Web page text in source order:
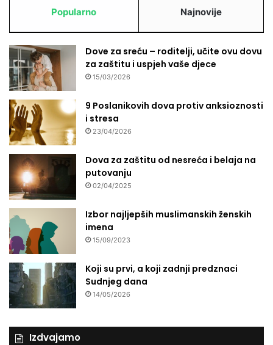
Popularno Najnovije
Dove za sreću – roditelji, učite ovu dovu
za zaštitu i uspjeh vaše djece
15/03/2026
9 Poslanikovih dova protiv anksioznosti
i stresa
23/04/2026
Dova za zaštitu od nesreća i belaja na
putovanju
02/04/2025
Izbor najljepših muslimanskih ženskih
imena
15/09/2023
Koji su prvi, a koji zadnji predznaci
Sudnjeg dana
14/05/2026
Izdvajamo